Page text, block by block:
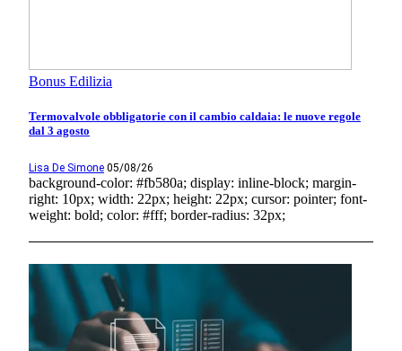
Bonus Edilizia
Termovalvole obbligatorie con il cambio caldaia: le nuove regole
dal 3 agosto
Lisa De Simone 05/08/26
background-color: #fb580a; display: inline-block; margin-
right: 10px; width: 22px; height: 22px; cursor: pointer; font-
weight: bold; color: #fff; border-radius: 32px;